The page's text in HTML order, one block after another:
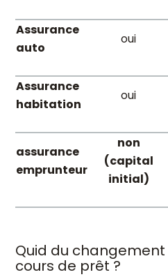
Assurance
auto
oui
Assurance
habitation
oui
assurance
emprunteur
non
(capital
initial)
Quid du changement
cours de prêt ?